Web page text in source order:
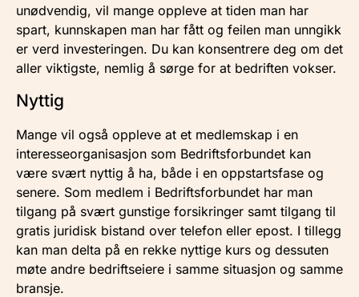
unødvendig, vil mange oppleve at tiden man har
spart, kunnskapen man har fått og feilen man unngikk
er verd investeringen. Du kan konsentrere deg om det
aller viktigste, nemlig å sørge for at bedriften vokser.
Nyttig
Mange vil også oppleve at et medlemskap i en
interesseorganisasjon som Bedriftsforbundet kan
være svært nyttig å ha, både i en oppstartsfase og
senere. Som medlem i Bedriftsforbundet har man
tilgang på svært gunstige forsikringer samt tilgang til
gratis juridisk bistand over telefon eller epost. I tillegg
kan man delta på en rekke nyttige kurs og dessuten
møte andre bedriftseiere i samme situasjon og samme
bransje.